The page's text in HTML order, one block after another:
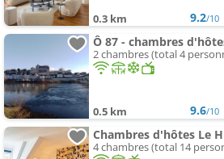
0.3 km 9.2/10
Ô 87 - chambres
2 chambres (total 4
0.5 km 9.6/10
Chambres d'hôtes Le
4 chambres (total 14